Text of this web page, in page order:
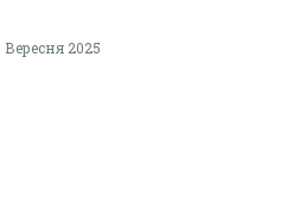
Вересня 2025